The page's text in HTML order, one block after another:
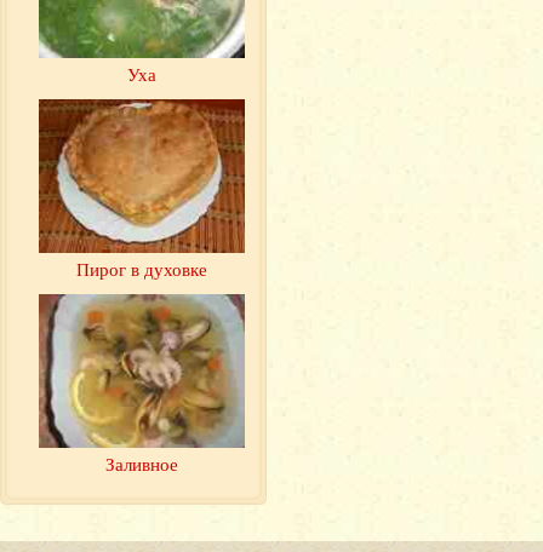
Уха
Пирог в духовке
Заливное